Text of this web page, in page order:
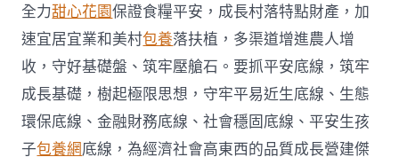
全力甜心花園保證食糧平安，成長村落特點財產，加
速宜居宜業和美村包養落扶植，多渠道增進農人增
收，守好基礎盤、筑牢壓艙石。要抓平安底線，筑牢
成長基礎，樹起極限思想，守牢平易近生底線、生態
環保底線、金融財務底線、社會穩固底線、平安生孩
子包養網底線，為經濟社會高東西的品質成長營建傑